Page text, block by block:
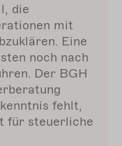
die
mit
Eine
noch nach
Der BGH
fehlt,
für steuerliche